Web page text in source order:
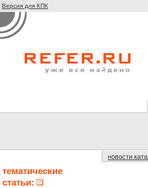
Версия для КПК
новости
тематические
статьи: